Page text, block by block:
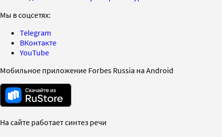
Мы в соцсетях:
Telegram
ВКонтакте
YouTube
Мобильное приложение Forbes Russia на Android
На сайте работает синтез речи